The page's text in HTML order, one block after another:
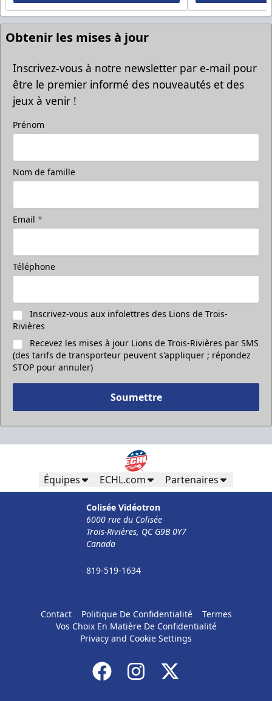
Obtenir les mises à jour
Inscrivez-vous à notre newsletter par e-mail pour
être le premier informé des nouveautés et des
jeux à venir !
Prénom
Nom de famille
Email *
Téléphone
Inscrivez-vous aux infolettres des Lions de Trois-
Rivières
Recevez les mises à jour Lions de Trois-Rivières par SMS
(des tarifs de transporteur peuvent s'appliquer ; répondez
STOP pour annuler)
Soumettre
Équipes ECHL.com Partenaires
Colisée Vidéotron
6000 rue du Colisée
Trois-Rivières, QC G9B 0Y7
Canada
819-519-1634
Contact Politique De Confidentialité
Termes
Vos Choix En Matière De Confidentialité
Privacy and Cookie Settings